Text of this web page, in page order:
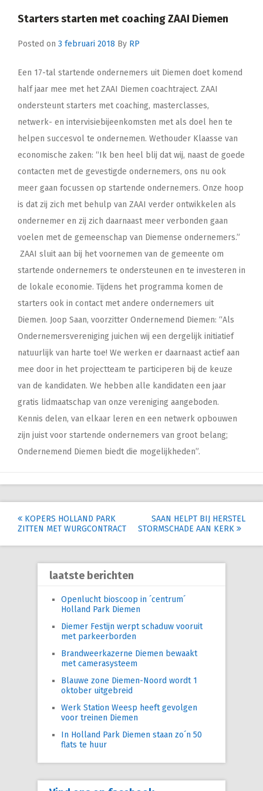
Starters starten met coaching ZAAI Diemen
Posted on 3 februari 2018 By RP
Een 17-tal startende ondernemers uit Diemen doet komend
half jaar mee met het ZAAI Diemen coachtraject. ZAAI
ondersteunt starters met coaching, masterclasses,
netwerk- en intervisiebijeenkomsten met als doel hen te
helpen succesvol te ondernemen. Wethouder Klaasse van
economische zaken: “Ik ben heel blij dat wij, naast de goede
contacten met de gevestigde ondernemers, ons nu ook
meer gaan focussen op startende ondernemers. Onze hoop
is dat zij zich met behulp van ZAAI verder ontwikkelen als
ondernemer en zij zich daarnaast meer verbonden gaan
voelen met de gemeenschap van Diemense ondernemers.”
ZAAI sluit aan bij het voornemen van de gemeente om
startende ondernemers te ondersteunen en te investeren in
de lokale economie. Tijdens het programma komen de
starters ook in contact met andere ondernemers uit
Diemen. Joop Saan, voorzitter Ondernemend Diemen: “Als
Ondernemersvereniging juichen wij een dergelijk initiatief
natuurlijk van harte toe! We werken er daarnaast actief aan
mee door in het projectteam te participeren bij de keuze
van de kandidaten. We hebben alle kandidaten een jaar
gratis lidmaatschap van onze vereniging aangeboden.
Kennis delen, van elkaar leren en een netwerk opbouwen
zijn juist voor startende ondernemers van groot belang;
Ondernemend Diemen biedt die mogelijkheden”.
Post
KOPERS HOLLAND PARK
ZITTEN MET WURGCONTRACT
SAAN HELPT BIJ HERSTEL
STORMSCHADE AAN KERK
laatste berichten
Openlucht bioscoop in ´centrum´
Holland Park Diemen
Diemer Festijn werpt schaduw vooruit
met parkeerborden
Brandweerkazerne Diemen bewaakt
met camerasysteem
Blauwe zone Diemen-Noord wordt 1
oktober uitgebreid
Werk Station Weesp heeft gevolgen
voor treinen Diemen
In Holland Park Diemen staan zo´n 50
flats te huur